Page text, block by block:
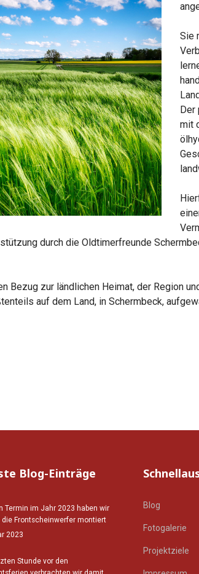
Sie
Der
mit
durch die Oldtimerfreunde
zur ländlichen Heimat, der Region
auf dem Land, in Schermbeck,
Blog-Einträge
Termin im Jahr 2023 haben wir
Frontscheinwerfer montiert
2023
Stunde vor den
Blog
Fotogalerie
Projektziele